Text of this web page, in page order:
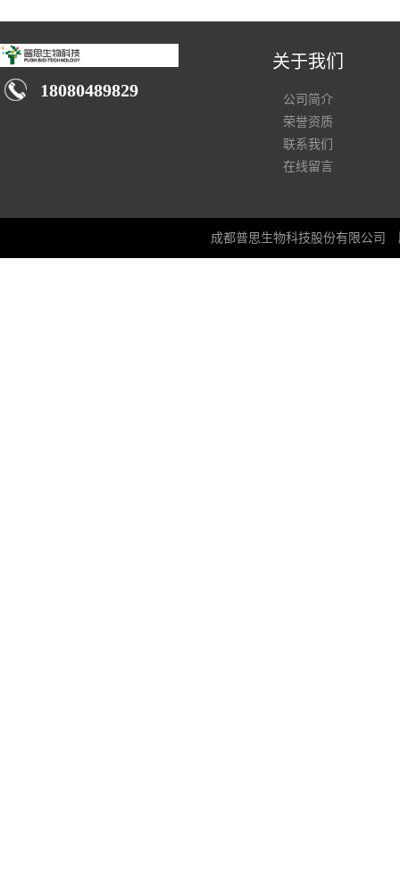
18080489829
关于我们
公司简介
荣誉资质
联系我们
在线留言
成都普思生物科技股份有限公司